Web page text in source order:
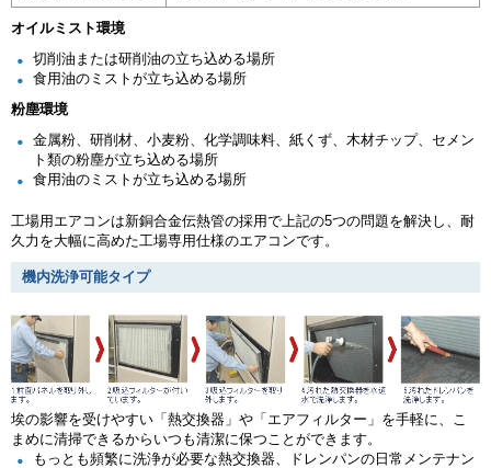
オイルミスト環境
切削油または研削油の立ち込める場所
食用油のミストが立ち込める場所
粉塵環境
金属粉、研削材、小麦粉、化学調味料、紙くず、木材チップ、セメン
ト類の粉塵が立ち込める場所
食用油のミストが立ち込める場所
工場用エアコンは新銅合金伝熱管の採用で上記の5つの問題を解決し、耐
久力を大幅に高めた工場専用仕様のエアコンです。
機内洗浄可能タイプ
埃の影響を受けやすい「熱交換器」や「エアフィルター」を手軽に、こ
まめに清掃できるからいつも清潔に保つことができます。
もっとも頻繁に洗浄が必要な熱交換器、ドレンパンの日常メンテナン